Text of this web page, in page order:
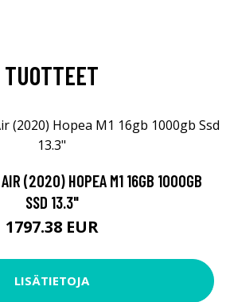
TUOTTEET
(2020) HOPEA M1 16GB 1000GB
SSD 13.3"
1797.38 EUR
LISÄTIETOJA